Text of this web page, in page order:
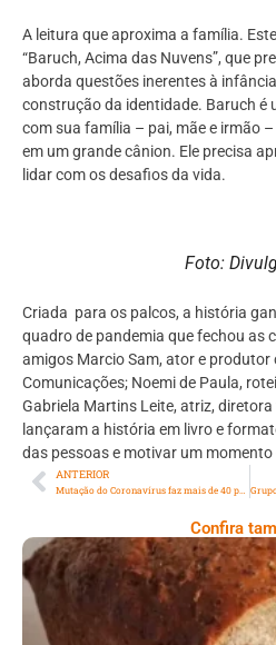
A leitura que aproxima a família.
“Baruch, Acima das Nuvens”, que
aborda questões inerentes à
construção da identidade. Baruch é
com sua família – pai, mãe e irmão
em um grande cânion. Ele precisa
lidar com os desafios da vida.
Foto:
Criada para os palcos, a história
quadro de pandemia que fechou as
amigos Marcio Sam, ator e
Comunicações; Noemi de Paula,
Gabriela Martins Leite, atriz,
lançaram a história em livro e
das pessoas e motivar um
ANTERIOR
Confira